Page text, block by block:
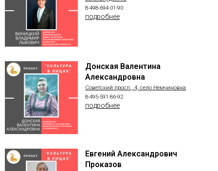
8-498-694-01-90
подробнее
Донская Валентина
Александровна
Советский просп., 4, село Немчиновка
8-495-591-86-92
подробнее
Евгений Александрович
Проказов